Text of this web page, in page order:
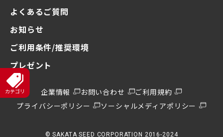
よくあるご質問
お知らせ
ご利用条件/推奨環境
プレゼント
企業情報 お問い合わせ
ご利用規約
プライバシーポリシー
ソーシャルメディアポリシー
© SAKATA SEED CORPORATION 2016-2024